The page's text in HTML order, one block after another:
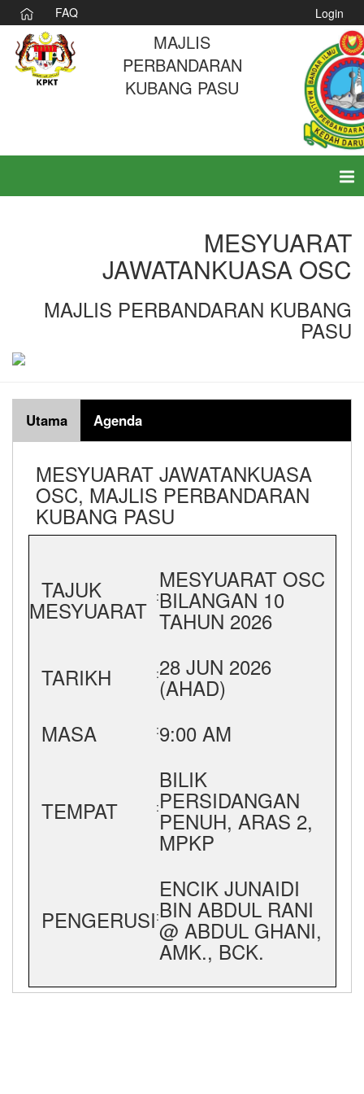
FAQ Login
MAJLIS
PERBANDARAN
KUBANG PASU
MESYUARAT
JAWATANKUASA OSC
MAJLIS PERBANDARAN KUBANG
PASU
Utama Agenda
MESYUARAT JAWATANKUASA
OSC, MAJLIS PERBANDARAN
KUBANG PASU
TAJUK
MESYUARAT :
MESYUARAT OSC
BILANGAN 10
TAHUN 2026
TARIKH
:28 JUN 2026
(AHAD)
MASA
:9:00 AM
TEMPAT :
BILIK
PERSIDANGAN
PENUH, ARAS 2,
MPKP
PENGERUSI:
ENCIK JUNAIDI
BIN ABDUL RANI
@ ABDUL GHANI,
AMK., BCK.